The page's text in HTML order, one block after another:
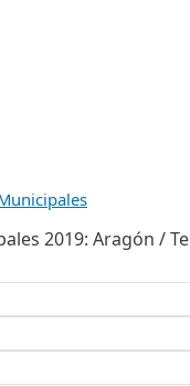
2019: Aragón /